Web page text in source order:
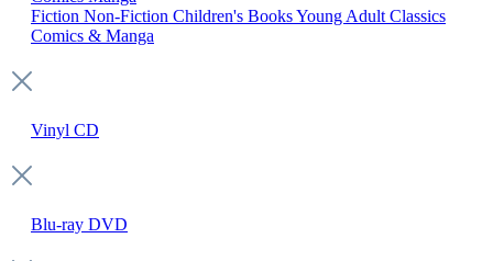
Fiction Non-Fiction Children's BooksYoung Adult Classics
Comics & Manga
Vinyl CD
Blu-ray DVD